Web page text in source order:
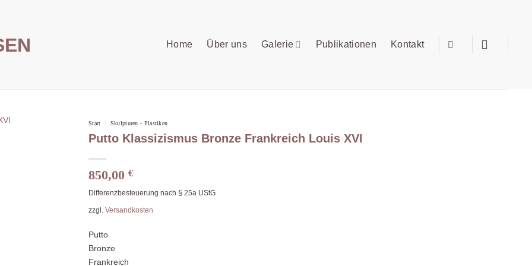
Home Über uns Galerie Publikationen Kontakt
Start / Skulpturen - Plastiken
Putto Klassizismus Bronze Frankreich Louis XVI
850,00 €
Differenzbesteuerung nach § 25a UStG
zzgl. Versandkosten
Putto
Bronze
Frankreich